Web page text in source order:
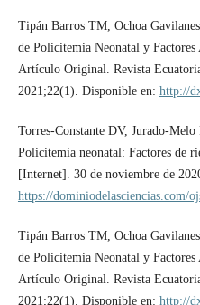
Tipán Barros TM, Ochoa
de Policitemia Neonatal y Factores
Artículo Original. Revista
2021;22(1). Disponible en: http://
Torres-Constante DV, Jurado-
Policitemia neonatal: Factores de
[Internet]. 30 de noviembre de
https://dominiodelasciencias.com/
Tipán Barros TM, Ochoa
de Policitemia Neonatal y Factores
Artículo Original. Revista
2021;22(1). Disponible en: http://